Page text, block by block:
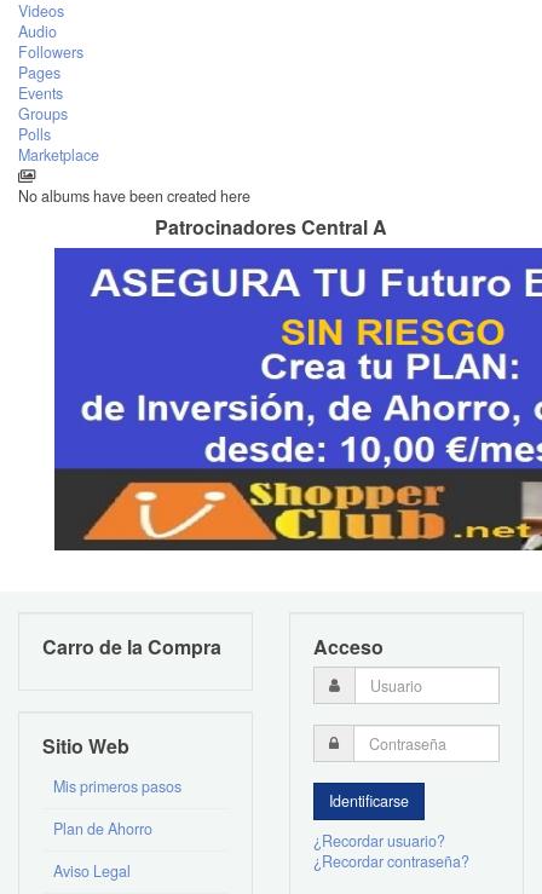
Videos
Audio
Followers
Pages
Events
Groups
Polls
Marketplace
No albums have been created here
Patrocinadores Central A
Carro de la Compra
Sitio Web
Mis primeros pasos
Plan de Ahorro
Aviso Legal
Acceso
¿Recordar usuario?
¿Recordar contraseña?